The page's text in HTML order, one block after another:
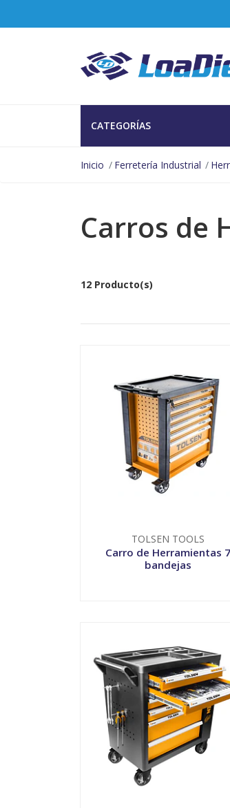
CATEGORÍAS
Inicio Ferretería Industrial
Carros de
12 Producto(s)
TOLSEN TOOLS
Carro de Herramientas 7
bandejas